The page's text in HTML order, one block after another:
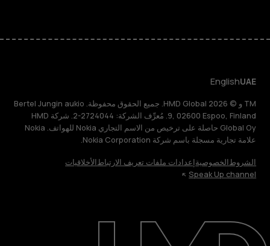
حول
UAE
English
TM و © 2026 HMD Global. جميع الحقوق محفوظة. Bertel Jungin aukio
9, 02600 Espoo, Finland. مُعرِّف الشركة: 2724044-2. شركة HMD
Global Oy حاصلة على ترخيص من الاسم التجاري Nokia للهواتف. Nokia
علامة تجارية مسجلة باسم شركة Nokia Corporation.
الشروطالخصوصيةإعدادات ملفات تعريف الارتباطالأخلاقيات
Speak Up channel